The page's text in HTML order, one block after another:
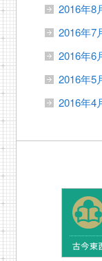
2016年8
2016年7
2016年6
2016年5
2016年4